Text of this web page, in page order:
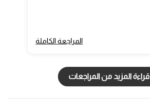
المراجعة الكاملة
قراءة المزيد من المراجعات